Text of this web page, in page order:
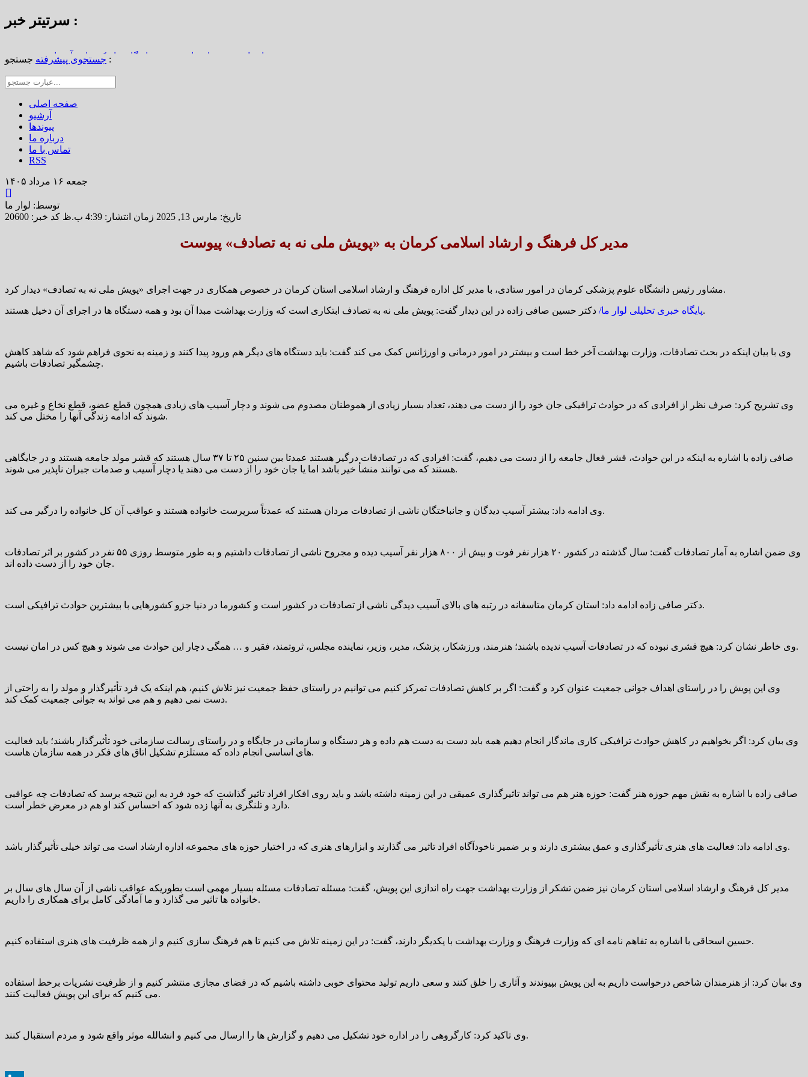
سرتیتر خبر :
استاد محمد نواب‌زاده، چهره ماندگار دیار کریمان، آسمانی شد
تعارض قوانین؛ مانع پنهان سنددار شدن بخش بزرگی از املاک/ ضرورت تجدیدنظر در ضوابط احراز تصرفات مالکانه
طنین شعر عاشورایی در بزرگ‌ترین خانه خشتی جهان / سوگواره ملی چشمه‌سار در رفسنجان
جستجوی پیشرفته جستجو :
صفحه اصلی
آرشیو
پیوندها
درباره ما
تماس با ما
RSS
جمعه ۱۶ مرداد ۱۴۰۵
توسط: لوار ما
تاریخ: مارس 13, 2025 زمان انتشار: 4:39 ب.ظ
کد خبر: 20600
مدیر کل فرهنگ و ارشاد اسلامی کرمان به «پویش ملی نه به تصادف» پیوست
مشاور رئیس دانشگاه علوم پزشکی کرمان در امور ستادی، با مدیر کل اداره فرهنگ و ارشاد اسلامی استان کرمان در خصوص همکاری در جهت اجرای «پویش ملی نه به تصادف» دیدار کرد.
پایگاه خبری تحلیلی لوار ما/دکتر حسین صافی زاده در این دیدار گفت: پویش ملی نه به تصادف ابتکاری است که وزارت بهداشت مبدا آن بود و همه دستگاه ها در اجرای آن دخیل هستند.
وی با بیان اینکه در بحث تصادفات، وزارت بهداشت آخر خط است و بیشتر در امور درمانی و اورژانس کمک می کند گفت: باید دستگاه های دیگر هم ورود پیدا کنند و زمینه به نحوی فراهم شود که شاهد کاهش
چشمگیر تصادفات باشیم.
وی تشریح کرد: صرف نظر از افرادی که در حوادث ترافیکی جان خود را از دست می دهند، تعداد بسیار زیادی از هموطنان مصدوم می شوند و دچار آسیب های زیادی همچون قطع عضو، قطع نخاع و غیره می
شوند که ادامه زندگی آنها را مختل می کند.
صافی زاده با اشاره به اینکه در این حوادث، قشر فعال جامعه را از دست می دهیم، گفت: افرادی که در تصادفات درگیر هستند عمدتا بین سنین ۲۵ تا ۳۷ سال هستند که قشر مولد جامعه هستند و در جایگاهی
هستند که می توانند منشأ خیر باشد اما یا جان خود را از دست می دهند یا دچار آسیب و صدمات جبران ناپذیر می شوند.
وی ادامه داد: بیشتر آسیب دیدگان و جانباختگان ناشی از تصادفات مردان هستند که عمدتاً سرپرست خانواده هستند و عواقب آن کل خانواده را درگیر می کند.
وی ضمن اشاره به آمار تصادفات گفت: سال گذشته در کشور ۲۰ هزار نفر فوت و بیش از ۸۰۰ هزار نفر آسیب دیده و مجروح ناشی از تصادفات داشتیم و به طور متوسط روزی ۵۵ نفر در کشور بر اثر تصادفات
جان خود را از دست داده اند.
دکتر صافی زاده ادامه داد: استان کرمان متاسفانه در رتبه های بالای آسیب دیدگی ناشی از تصادفات در کشور است و کشورما در دنیا جزو کشورهایی با بیشترین حوادث ترافیکی است.
وی خاطر نشان کرد: هیچ قشری نبوده که در تصادفات آسیب ندیده باشند؛ هنرمند، ورزشکار، پزشک، مدیر، وزیر، نماینده مجلس، ثروتمند، فقیر و … همگی دچار این حوادث می شوند و هیچ کس در امان نیست.
وی این پویش را در راستای اهداف جوانی جمعیت عنوان کرد و گفت: اگر بر کاهش تصادفات تمرکز کنیم می توانیم در راستای حفظ جمعیت نیز تلاش کنیم، هم اینکه یک فرد تأثیرگذار و مولد را به راحتی از
دست نمی دهیم و هم می تواند به جوانی جمعیت کمک کند.
وی بیان کرد: اگر بخواهیم در کاهش حوادث ترافیکی کاری ماندگار انجام دهیم همه باید دست به دست هم داده و هر دستگاه و سازمانی در جایگاه و در راستای رسالت سازمانی خود تأثیرگذار باشند؛ باید فعالیت
های اساسی انجام داده که مستلزم تشکیل اتاق های فکر در همه سازمان هاست.
صافی زاده با اشاره به نقش مهم حوزه هنر گفت: حوزه هنر هم می تواند تاثیرگذاری عمیقی در این زمینه داشته باشد و باید روی افکار افراد تاثیر گذاشت که خود فرد به این نتیجه برسد که تصادفات چه عواقبی
دارد و تلنگری به آنها زده شود که احساس کند او هم در معرض خطر است.
وی ادامه داد: فعالیت های هنری تأثیرگذاری و عمق بیشتری دارند و بر ضمیر ناخودآگاه افراد تاثیر می گذارند و ابزارهای هنری که در اختیار حوزه های مجموعه اداره ارشاد است می تواند خیلی تأثیرگذار باشد.
مدیر کل فرهنگ و ارشاد اسلامی استان کرمان نیز ضمن تشکر از وزارت بهداشت جهت راه اندازی این پویش، گفت: مسئله تصادفات مسئله بسیار مهمی است بطوریکه عواقب ناشی از آن سال های سال بر
خانواده ها تاثیر می گذارد و ما آمادگی کامل برای همکاری را داریم.
حسین اسحاقی با اشاره به تفاهم نامه ای که وزارت فرهنگ و وزارت بهداشت با یکدیگر دارند، گفت: در این زمینه تلاش می کنیم تا هم فرهنگ سازی کنیم و از همه ظرفیت های هنری استفاده کنیم.
وی بیان کرد: از هنرمندان شاخص درخواست داریم به این پویش بپیوندند و آثاری را خلق کنند و سعی داریم تولید محتوای خوبی داشته باشیم که در فضای مجازی منتشر کنیم و از ظرفیت نشریات برخط استفاده
می کنیم که برای این پویش فعالیت کنند.
وی تاکید کرد: کارگروهی را در اداره خود تشکیل می دهیم و گزارش ها را ارسال می کنیم و انشالله موثر واقع شود و مردم استقبال کنند.